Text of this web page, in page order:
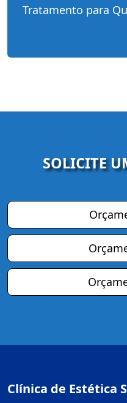
Tratamento para
SOLICITE
Clínica de Estética